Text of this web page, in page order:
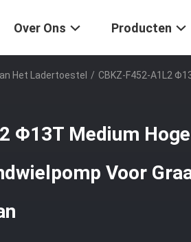
Over Ons Producten
Het Ladertoestel / CBKZ-F452-A1L2
Φ13T Medium
Voor